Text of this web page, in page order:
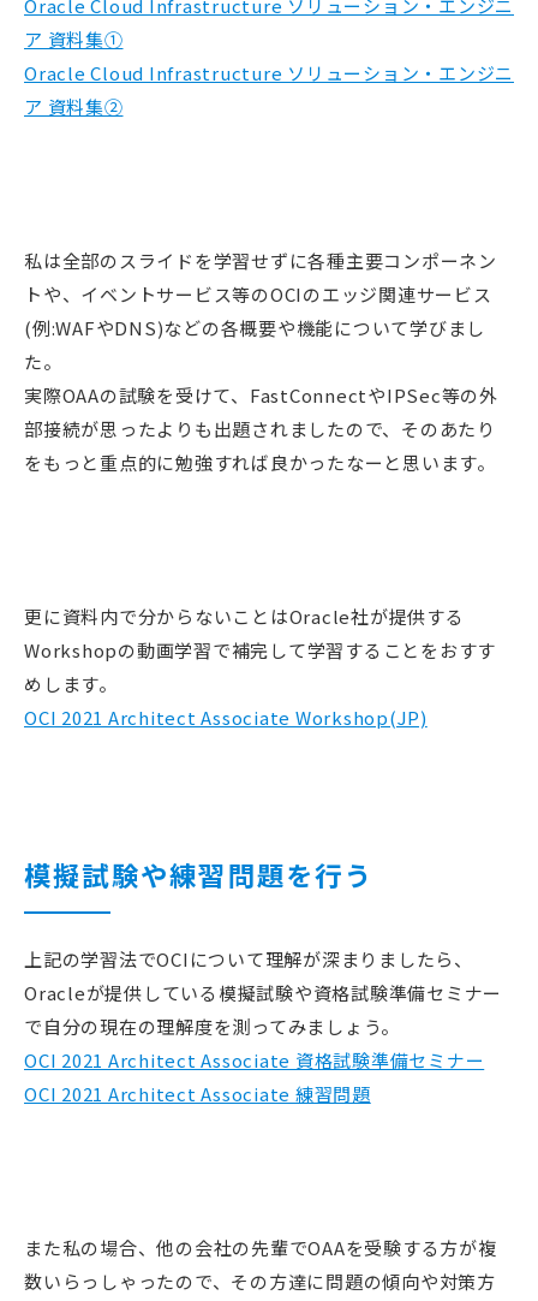
Oracle Cloud Infrastructure ソリューション・エンジニ
ア 資料集①
Oracle Cloud Infrastructure ソリューション・エンジニ
ア 資料集②
私は全部のスライドを学習せずに各種主要コンポーネン
トや、イベントサービス等のOCIのエッジ関連サービス
(例:WAFやDNS)などの各概要や機能について学びまし
た。
実際OAAの試験を受けて、FastConnectやIPSec等の外
部接続が思ったよりも出題されましたので、そのあたり
をもっと重点的に勉強すれば良かったなーと思います。
更に資料内で分からないことはOracle社が提供する
Workshopの動画学習で補完して学習することをおすす
めします。
OCI 2021 Architect Associate Workshop(JP)
模擬試験や練習問題を行う
上記の学習法でOCIについて理解が深まりましたら、
Oracleが提供している模擬試験や資格試験準備セミナー
で自分の現在の理解度を測ってみましょう。
OCI 2021 Architect Associate 資格試験準備セミナー
OCI 2021 Architect Associate 練習問題
また私の場合、他の会社の先輩でOAAを受験する方が複
数いらっしゃったので、その方達に問題の傾向や対策方